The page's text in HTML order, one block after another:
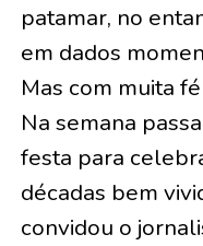
patamar, no
em dados
Mas com muita
Na semana
festa para
décadas bem
convidou o